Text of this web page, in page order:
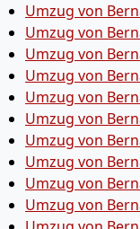
Umzug von
Umzug von
Umzug von
Umzug von
Umzug von
Umzug von
Umzug von
Umzug von
Umzug von
Umzug von